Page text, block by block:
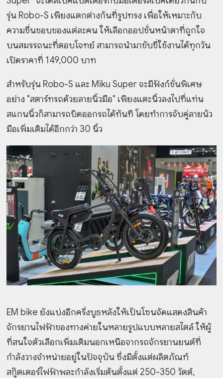
รุ่น Robo-S เพียงแตกต่างกันที่รูปทรง เพื่อให้เหมาะกับ
ความชื่นชอบของแต่ละคน ให้เลือกออปชั่นหน้าตาที่ถูกใจ
บนสมรรถนะที่ตอบโจทย์ สามารถนำมาขับขี่ใช้งานได้ทุกวัน
เปิดราคาที่ 149,000 บาท
สำหรับรุ่น Robo-S และ Miku Super จะมีฟังก์ชั่นพิเศษ
อย่าง "สตาร์ทรถด้วยลายนิ้วมือ" เพียงแตะนิ้วลงไปที่แท่น
สแกนนิ้วก็สามารถบิดออกรถได้ทันที โดยทำการจับคู่ลายน้ว
มือเพิ่มเติมได้อีกกว่า 30 นิ้ว
EM bike ยังแบ่งอีกครึ่งบูธหลังให้เป็นโซนจัดแสดงสินค้า
จักรยานไฟฟ้าของทางค่ายในหลายรูปแบบหลายสไตล์ ให้ผู้
ที่สนใจตัวเลือกเพิ่มเติมนอกเหนือจากรถจักรยานยนต์ที่
กำลังวางจำหน่ายอยู่ในปัจจุบัน ซึ่งมีตั้งแต่ผลิตภัณฑ์
สกู๊ตเตอร์ไฟฟ้าพละกำลังเริ่มต้นตั้งแต่ 250-350 วัตต์,